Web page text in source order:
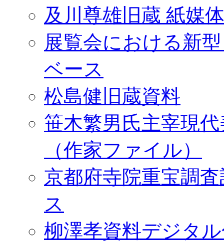
及川尊雄旧蔵 紙媒
展覧会における新
ベース
松島健旧蔵資料
笹木繁男氏主宰現
（作家ファイル）
京都府寺院重宝調
ス
柳澤孝資料デジタ